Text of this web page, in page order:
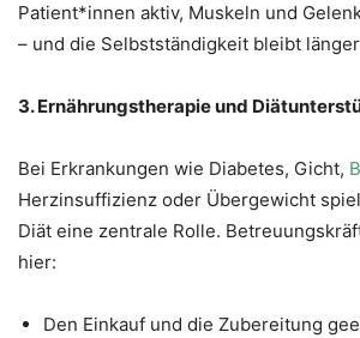
Patient*innen aktiv, Muskeln und
– und die Selbstständigkeit bleibt
3. Ernährungstherapie und
Bei Erkrankungen wie Diabetes, Gicht,
Herzinsuffizienz oder Übergewicht
Diät eine zentrale Rolle.
hier:
Den Einkauf und die Zubereitung